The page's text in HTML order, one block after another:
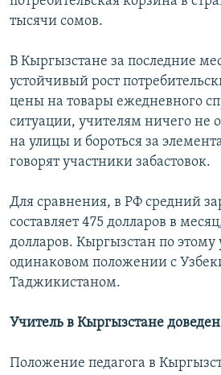
тысячи сомов.
В Кыргызстане за последние
устойчивый рост
цены на товары ежедневного
ситуации, учителям ничего не
на улицы и бороться за
говорят участники забастовок.
Для сравнения, в РФ средний
составляет 475 долларов в
долларов. Кыргызстан по этому
одинаковом положении с
Таджикистаном.
Учитель в Кыргызстане
Положение педагога в